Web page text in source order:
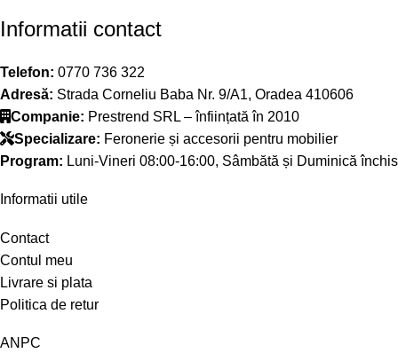
Informatii contact
Telefon: 0770 736 322
Adresă: Strada Corneliu Baba Nr. 9/A1, Oradea 410606
Companie: Prestrend SRL – înființată în 2010
Specializare: Feronerie și accesorii pentru mobilier
Program: Luni-Vineri 08:00-16:00, Sâmbătă și Duminică închis
Informatii utile
Contact
Contul meu
Livrare si plata
Politica de retur
ANPC